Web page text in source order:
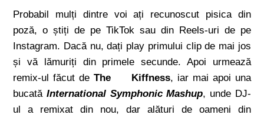
Probabil mulți dintre voi ați recunoscut pisica din
poză, o știți de pe TikTok sau din Reels-uri de pe
Instagram. Dacă nu, dați play primului clip de mai jos
și vă lămuriți din primele secunde. Apoi urmează
remix-ul făcut deThe Kiffness, iar mai apoi una
bucatăInternational Symphonic Mashup, unde DJ-
ul a remixat din nou, dar alături de oameni din